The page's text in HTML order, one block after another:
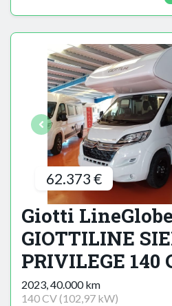
62.373 €
Giotti
GIOTTILINE
PRIVILEGE 140
2023, 40.000 km
140 CV (102,97 kW)